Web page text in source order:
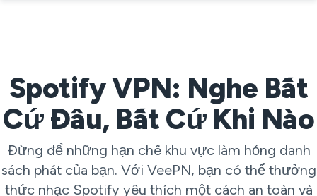
Spotify VPN: Nghe Bất
Cứ Đâu, Bất Cứ Khi Nào
Đừng để những hạn chế khu vực làm hỏng danh
sách phát của bạn. Với VeePN, bạn có thể thưởng
thức nhạc Spotify yêu thích một cách an toàn và